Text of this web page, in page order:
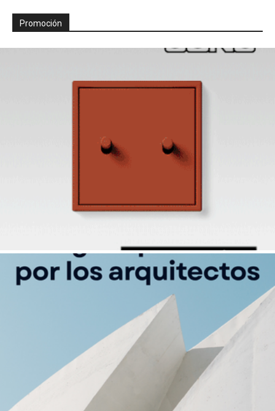
Promoción